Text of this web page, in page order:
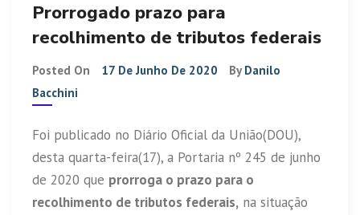
Prorrogado prazo para
recolhimento de tributos federais
Posted On 17 De Junho De 2020 By Danilo
Bacchini
Foi publicado no Diário Oficial da União(DOU),
desta quarta-feira(17), a Portaria nº 245 de junho
de 2020 que prorroga o prazo para o
recolhimento de tributos federais, na situação